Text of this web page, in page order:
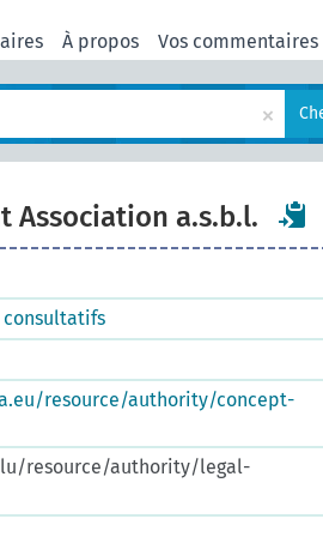
À propos Vos commentaires
×
Association a.s.b.l.
consultatifs
resource/authority/concept-
resource/authority/legal-